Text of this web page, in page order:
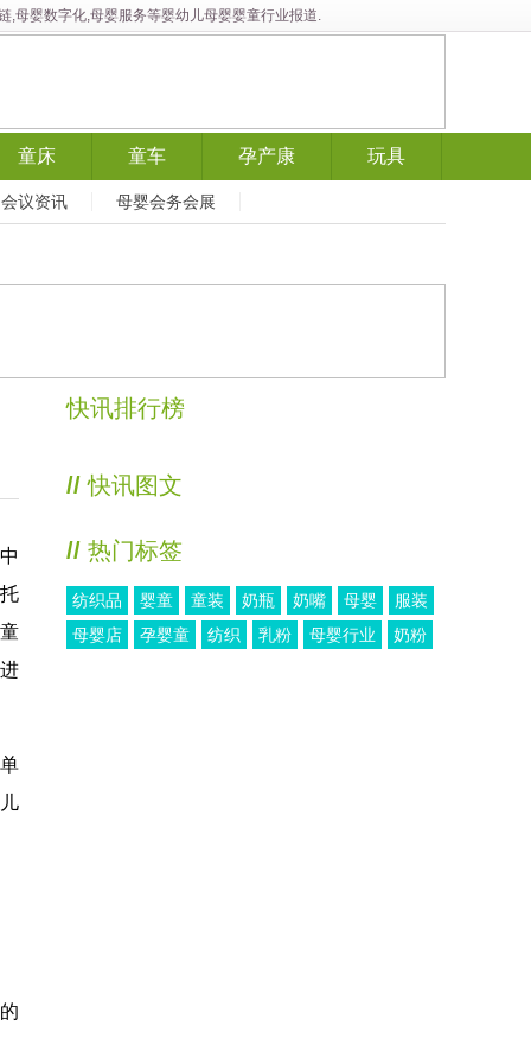
,母婴数字化,母婴服务等婴幼儿母婴婴童行业报道.
童床 童车 孕产康 玩具
会议资讯 母婴会务会展
快讯排行榜
// 快讯图文
// 热门标签
纺织品 婴童 童装 奶瓶 奶嘴 母婴
服装
母婴店
孕婴童 纺织 乳粉 母婴行业 奶粉